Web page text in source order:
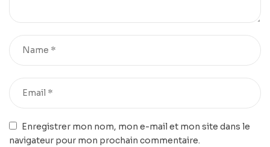
Enregistrer mon nom, mon e-mail et mon site dans le
navigateur pour mon prochain commentaire.